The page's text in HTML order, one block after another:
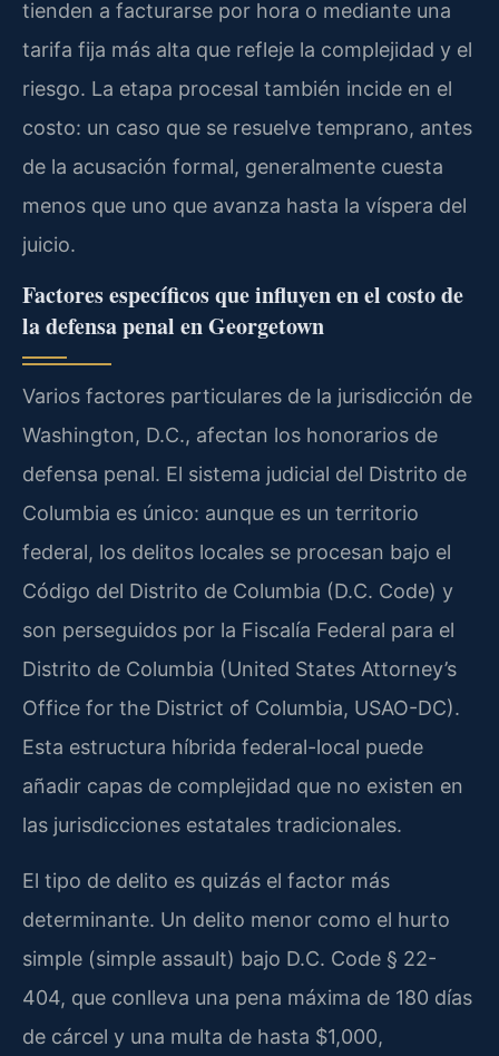
tienden a facturarse por hora o mediante una
tarifa fija más alta que refleje la complejidad y el
riesgo. La etapa procesal también incide en el
costo: un caso que se resuelve temprano, antes
de la acusación formal, generalmente cuesta
menos que uno que avanza hasta la víspera del
juicio.
Factores específicos que influyen en el costo de
la defensa penal en Georgetown
Varios factores particulares de la jurisdicción de
Washington, D.C., afectan los honorarios de
defensa penal. El sistema judicial del Distrito de
Columbia es único: aunque es un territorio
federal, los delitos locales se procesan bajo el
Código del Distrito de Columbia (D.C. Code) y
son perseguidos por la Fiscalía Federal para el
Distrito de Columbia (United States Attorney’s
Office for the District of Columbia, USAO-DC).
Esta estructura híbrida federal-local puede
añadir capas de complejidad que no existen en
las jurisdicciones estatales tradicionales.
El tipo de delito es quizás el factor más
determinante. Un delito menor como el hurto
simple (simple assault) bajo D.C. Code § 22-
404, que conlleva una pena máxima de 180 días
de cárcel y una multa de hasta $1,000,